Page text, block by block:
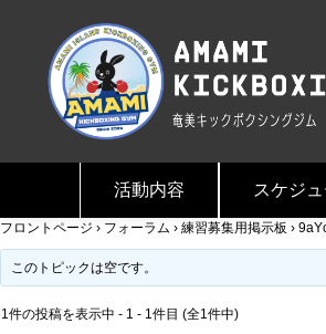
活動内容 スケジ
フロントページ › フォーラム › 練習募集用掲示板 ›
このトピックは空です。
1件の投稿を表示中 - 1 - 1件目 (全1件中)